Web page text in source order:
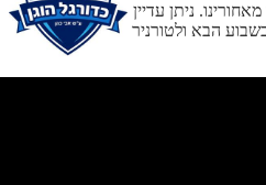
ניתן עדיין
7*7 שמתחיל בשבוע הבא ולטורניר